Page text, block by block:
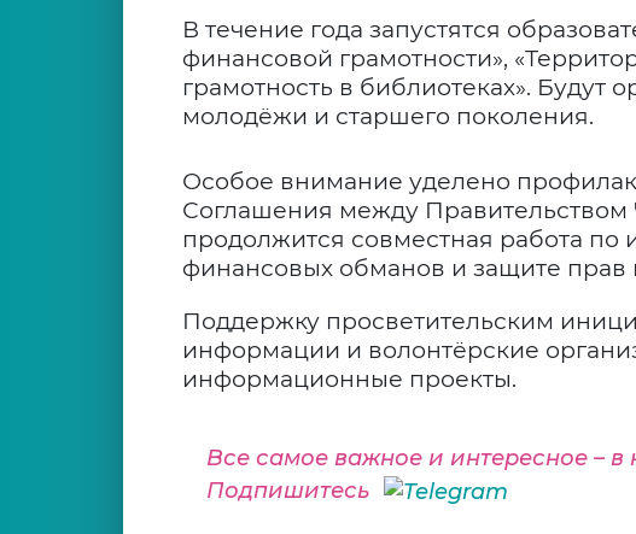
В течение года запустятся
финансовой грамотности»,
грамотность в библиотеках». Будут
молодёжи и старшего поколения.
Особое внимание уделено
Соглашения между
продолжится совместная работа
финансовых обманов и защите прав
Поддержку просветительским
информации и волонтёрские
информационные проекты.
Все самое важное и интересное –
Подпишитесь